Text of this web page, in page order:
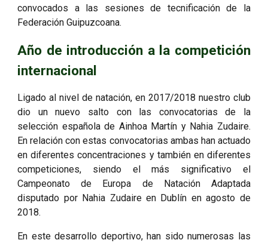
convocados a las sesiones de tecnificación de la
Federación Guipuzcoana.
Año de introducción a la competición
internacional
Ligado al nivel de natación, en 2017/2018 nuestro club
dio un nuevo salto con las convocatorias de la
selección española de Ainhoa Martín y Nahia Zudaire.
En relación con estas convocatorias ambas han actuado
en diferentes concentraciones y también en diferentes
competiciones, siendo el más significativo el
Campeonato de Europa de Natación Adaptada
disputado por Nahia Zudaire en Dublín en agosto de
2018.
En este desarrollo deportivo, han sido numerosas las